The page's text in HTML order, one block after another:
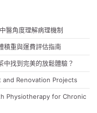
醫角度理解病理機制
積重與運費評估指南
中找到完美的放鬆體驗？
Renovation Projects
Physiotherapy for Chronic